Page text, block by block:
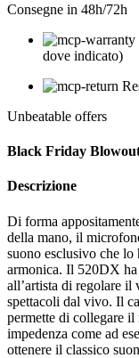
Consegne in 48h/72h
dove indicato)
Unbeatable offers
Black Friday
Descrizione
Di forma
della mano, il
suono esclusivo che lo
armonica. Il 520DX ha
all’artista di regolare il
spettacoli dal vivo. Il
permette di collegare
impedenza come ad
ottenere il classico